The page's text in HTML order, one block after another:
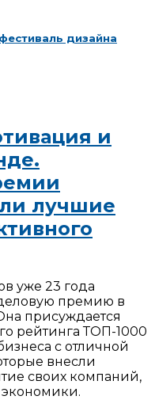
дизайна
и
лучшие
уже 23 года
премию в
присуждается
рейтинга ТОП-1000
с отличной
внесли
своих компаний,
экономики.